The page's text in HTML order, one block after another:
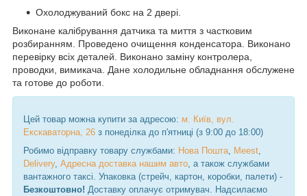
Охолоджуваний бокс на 2 двері.
Виконане калібрування датчика та миття з частковим
розбиранням. Проведено очищення конденсатора. Виконано
перевірку всіх деталей. Виконано заміну контролера,
проводки, вимикача. Дане холодильне обладнання обслужене
та готове до роботи.
Цей товар можна купити за адресою: м. Київ, вул.
Екскаваторна, 26 з понеділка до п'ятниці (з 9:00 до 18:00)
Робимо відправку товару службами: Нова Пошта Meest
Delivery, Адресна доставка нашим авто , а також службами
вантажного таксі. Упаковка (стрейч, картон, коробки, палети) -
Безкоштовно! Доставку оплачує отримувач. Надсилаємо